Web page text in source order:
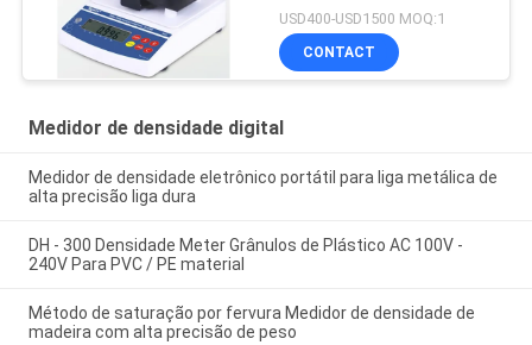
de concentração para
líquido alcalino ácido
forte
USD400-USD1500 MOQ:1
CONTACT
Medidor de densidade digital
Medidor de densidade eletrônico portátil para liga metálica de
alta precisão liga dura
DH - 300 Densidade Meter Grânulos de Plástico AC 100V -
240V Para PVC / PE material
Método de saturação por fervura Medidor de densidade de
madeira com alta precisão de peso